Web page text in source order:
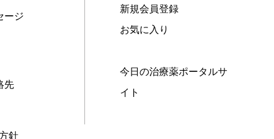
ージ
先
針
新規会員登録
お気に入り
今日の治療薬ポータルサ
イト